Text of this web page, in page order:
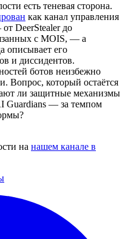
есть теневая сторона.
как канал управления
DeerStealer до
с MOIS, — а
описывает его
и диссидентов.
ботов неизбежно
Вопрос, который остаётся
ли защитные механизмы
Guardians — за темпом
на нашем канале в